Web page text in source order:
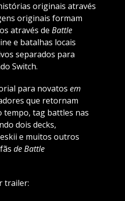
originais através
originais formam
através de Battle
e batalhas locais
separados para
Switch.
para novatos em
que retornam
tempo, tag battles nas
dois decks,
e muitos outros
de Battle
trailer: